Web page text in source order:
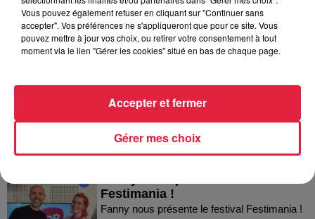
Dans la même série
Mann à Wettolsheim !
Thierry du Domaine Wunsch et Mann à
Festimania !
Fanny nous présente le festival Festimania !
Vous pouvez également refuser en cliquant sur "Continuer sans
accepter". Vos préférences ne s'appliqueront que pour ce site. Vous
pouvez mettre à jour vos choix, ou retirer votre consentement à tout
moment via le lien "Gérer les cookies" situé en bas de chaque page.
Gérer mes choix
Accepter et fermer